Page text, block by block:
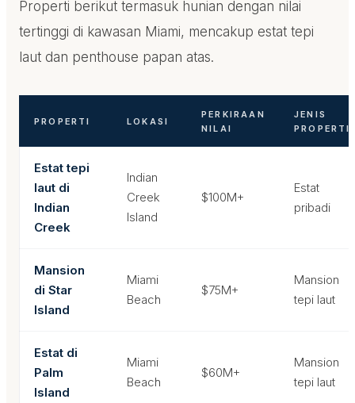
Properti berikut termasuk hunian dengan nilai
tertinggi di kawasan Miami, mencakup estat tepi
laut dan penthouse papan atas.
PROPERTI LOKASI
PERKIRAAN
NILAI
JENIS
PROPERTI
Estat tepi
laut di
Indian
Creek
Indian
Creek
Island
$100M+
Estat
pribadi
Mansion
di Star
Island
Miami
Beach
$75M+
Mansion
tepi laut
Estat di
Palm
Island
Miami
Beach
$60M+
Mansion
tepi laut